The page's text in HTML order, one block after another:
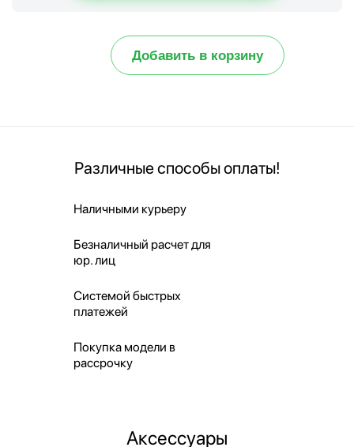
Добавить в корзину
Различные способы оплаты!
Наличными курьеру
Безналичный расчет для
юр. лиц
Системой быстрых
платежей
Покупка модели в
рассрочку
Аксессуары